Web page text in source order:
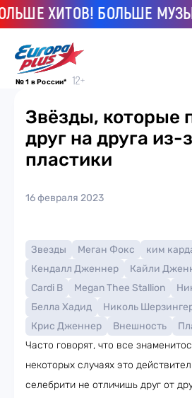
ХИТОВ! БОЛЬШЕ МУЗЫКИ!
№ 1 в России*
Звёзды, которые
друг на друга из-
пластики
16 февраля 2023
Звезды Меган Фокс
ким
Кендалл Дженнер
Кайли
Cardi B
Megan Thee Stallion
Белла Хадид
Николь
Крис Дженнер
Внешность
Часто говорят, что все
некоторых случаях это
селебрити не отличишь друг от